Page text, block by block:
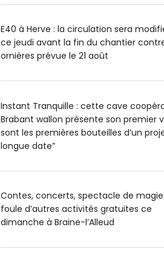
E40 à Herve : la circulation sera
ce jeudi avant la fin du chantier
ornières prévue le 21 août
Instant Tranquille : cette cave
Brabant wallon présente son premier
sont les premières bouteilles d’un
longue date”
Contes, concerts, spectacle de
foule d’autres activités gratuites ce
dimanche à Braine-l’Alleud